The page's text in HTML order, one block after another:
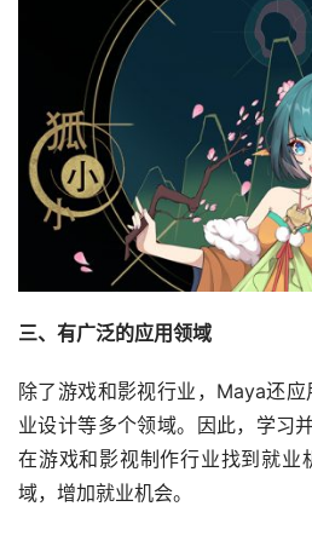
三、有广泛的应用领域
除了游戏和影视行业，Maya还
业设计等多个领域。因此，学习
在游戏和影视制作行业找到就业
域，增加就业机会。